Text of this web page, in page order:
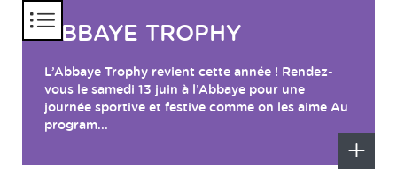
ABBAYE TROPHY
L’Abbaye Trophy revient cette année ! Rendez-
vous le samedi 13 juin à l’Abbaye pour une
journée sportive et festive comme on les aime Au
program...